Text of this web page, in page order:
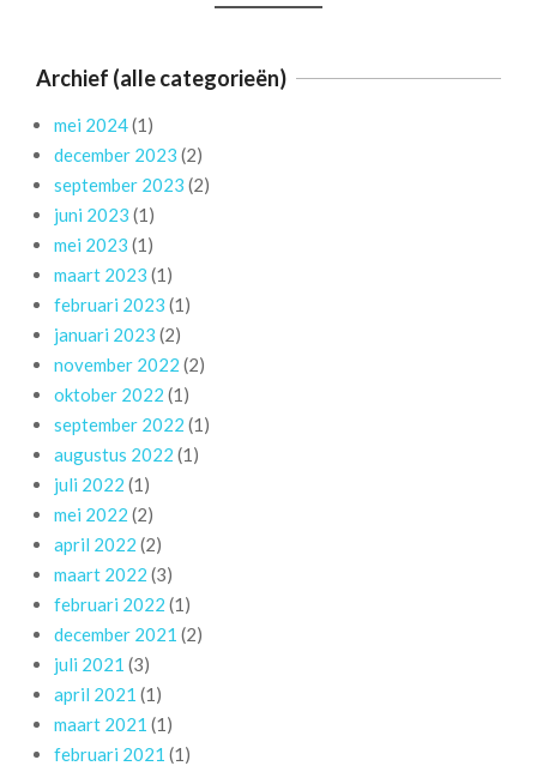
Archief (alle categorieën)
mei 2024(1)
december 2023 (2)
september 2023 (2)
juni 2023 (1)
mei 2023 (1)
maart 2023 (1)
februari 2023 (1)
januari 2023 (2)
november 2022 (2)
oktober 2022 (1)
september 2022 (1)
augustus 2022 (1)
juli 2022 (1)
mei 2022 (2)
april 2022 (2)
maart 2022 (3)
februari 2022 (1)
december 2021 (2)
juli 2021 (3)
april 2021 (1)
maart 2021 (1)
februari 2021 (1)